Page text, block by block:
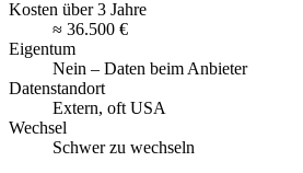
Kosten über 3 Jahre
≈ 36.500 €
Eigentum
Nein – Daten beim Anbieter
Datenstandort
Extern, oft USA
Wechsel
Schwer zu wechseln